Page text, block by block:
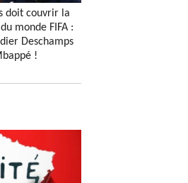
doit couvrir la
monde FIFA :
Deschamps
!